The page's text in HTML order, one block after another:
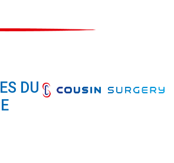
DU